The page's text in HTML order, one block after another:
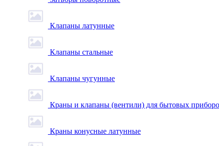
Клапаны латунные
Клапаны стальные
Клапаны чугунные
Краны и клапаны (вентили) для бытовых
Краны конусные латунные